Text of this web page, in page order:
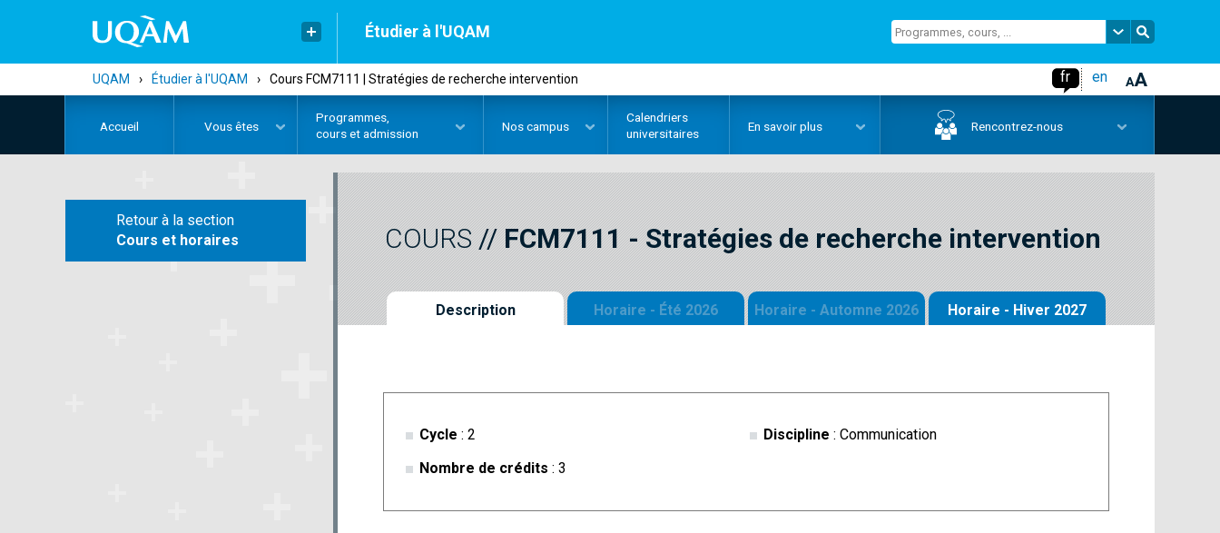
Étudier à l'UQAM
UQAM › Étudier à l'UQAM › Cours FCM7111 | Stratégies de recherche intervention fr en
Accueil Vous êtes
Programmes,
cours et admission
Noscampus
Calendriers
universitaires
En savoir plus Rencontrez-nous
Retour à la section
Cours et horaires
COURS // FCM7111 - Stratégies de recherche intervention
Description Horaire - Été 2026 Horaire - Automne 2026 Horaire - Hiver 2027
Cycle : 2
Nombre de crédits : 3
Discipline : Communication